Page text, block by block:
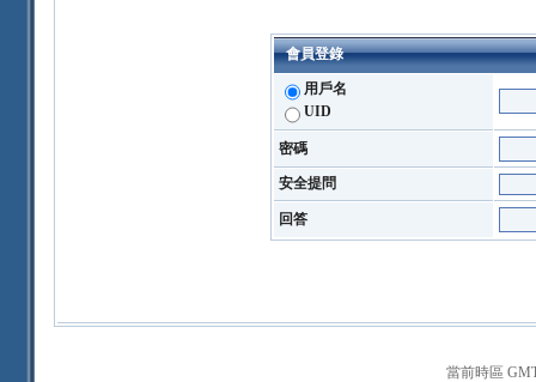
會員登錄
用戶名
UID
密碼
安全提問
回答
當前時區